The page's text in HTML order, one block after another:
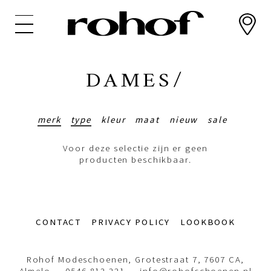
DAMES/
merk type kleur maat nieuw sale
Voor deze selectie zijn er geen
producten beschikbaar.
Footer-CONTACT PRIVACY POLICY LOOKBOOK
Rohof Modeschoenen, Grotestraat 7, 7607 CA,